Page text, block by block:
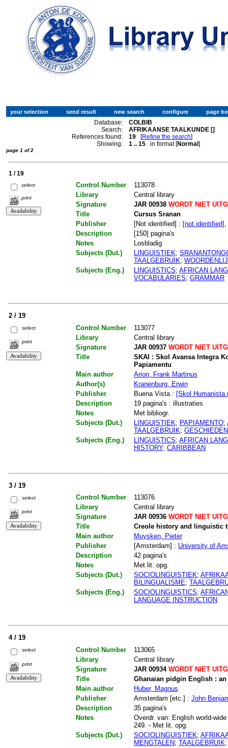
Database:
COLBIB
Search:
AFRIKAANSE TAALKUNDE []
References found:
19 [Refine the search]
Showing:
1 .. 15 in format [Normal]
page 1 of 2
1 / 19
select
print
Control Number
113078
Library
Central library
Signature
JAR 00938WORDT NIET
Title
Cursus Sranan
Publisher
[Not identified] : [not identified]
Description
[150] pagina's
Notes
Losbladig
Subjects (Dut.)
LINGUISTIEK;
TAALGEBRUIK;
Subjects (Eng.)
LINGUISTICS; AFRICAN
VOCABULARIES; GRAMMAR
2 / 19
select
print
Control Number
113077
Library
Central library
Signature
JAR 00937WORDT NIET
Title
SKAI : Skol Avansa Integra
Papiamentu
Main author
Arion, Frank Martinus
Author(s)
Kranenburg, Erwin
Publisher
Buena Vista : [Skol Humanista
Description
19 pagina's : illustraties
Notes
Met bibliogr.
Subjects (Dut.)
LINGUISTIEK; PAPIAMENTO;
TAALGEBRUIK;
Subjects (Eng.)
LINGUISTICS; AFRICAN
HISTORY; CARIBBEAN
3 / 19
select
print
Control Number
113076
Library
Central library
Signature
JAR 00936WORDT NIET
Title
Creole history and linguistic
Main author
Muysken, Pieter
Publisher
[Amsterdam] : University of
Description
42 pagina's
Notes
Met lit. opg.
Subjects (Dut.)
SOCIOLINGUISTIEK;
BILINGUALISME;
Subjects (Eng.)
SOCIOLINGUISTICS;
LANGUAGE INSTRUCTION
4 / 19
select
print
Control Number
113065
Library
Central library
Signature
JAR 00934WORDT NIET
Title
Ghanaian pidgin English : an
Main author
Huber, Magnus
Publisher
Amsterdam [etc.] : John
Description
35 pagina's
Notes
Overdr. van: English world-
249. - Met lit. opg.
Subjects (Dut.)
SOCIOLINGUISTIEK;
MENGTALEN; TAALGEBRUIK